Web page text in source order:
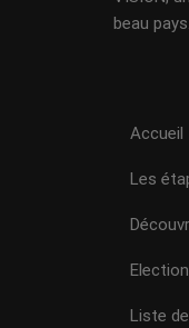
beau pays.
Accueil
Les
Liste